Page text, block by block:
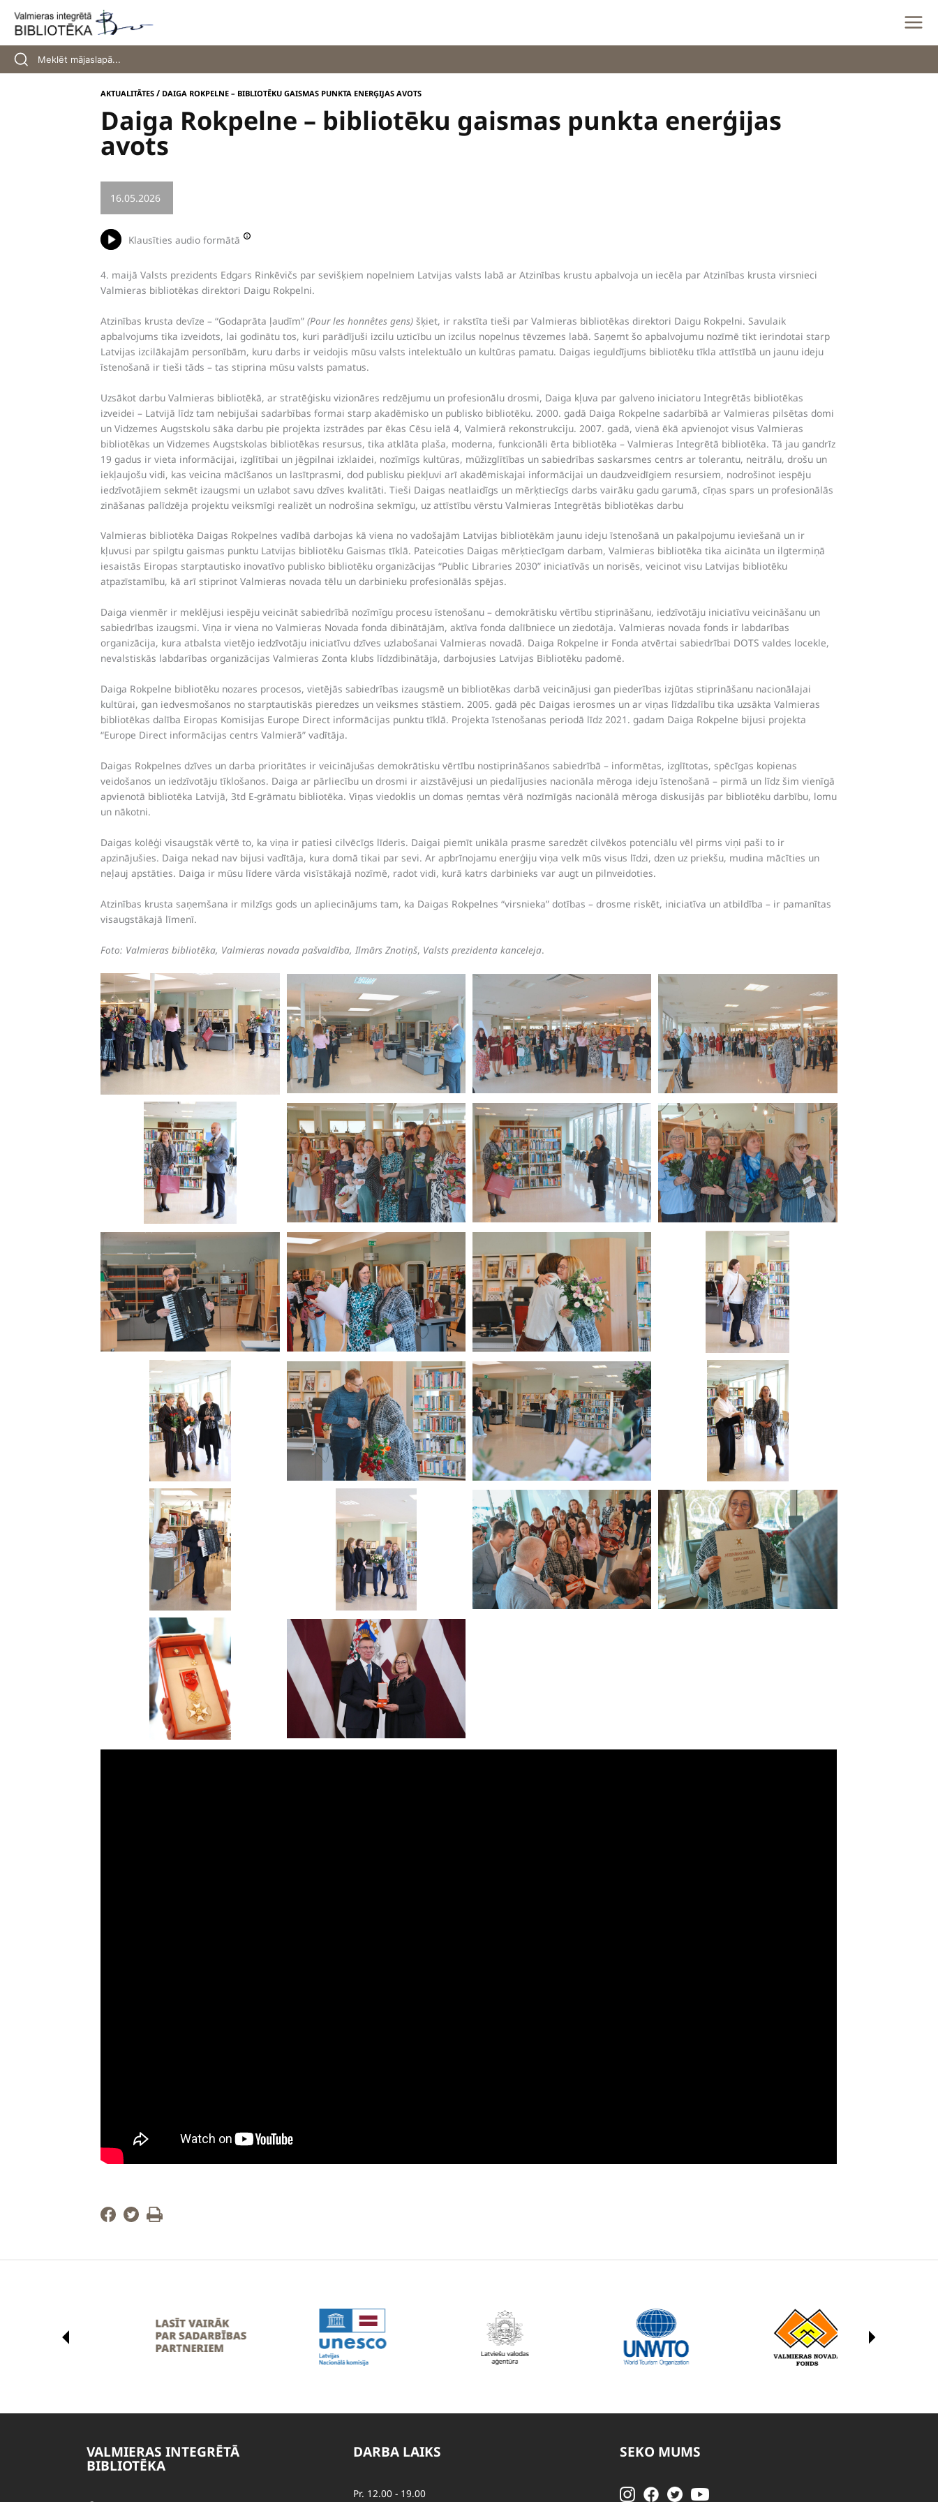
content
AKTUALITĀTES / DAIGA ROKPELNE – BIBLIOTĒKU GAISMAS PUNKTA ENERĢIJAS AVOTS
Daiga Rokpelne – bibliotēku gaismas punkta enerģijas
avots
16.05.2026
Klausīties audio formātā
4. maijā Valsts prezidents Edgars Rinkēvičs par sevišķiem nopelniem Latvijas valsts labā ar Atzinības krustu apbalvoja un iecēla par Atzinības krusta virsnieci
Valmieras bibliotēkas direktori Daigu Rokpelni.
Atzinības krusta devīze – “Godaprāta ļaudīm”(Pour les honnêtes gens) šķiet, ir rakstīta tieši par Valmieras bibliotēkas direktori Daigu Rokpelni. Savulaik
apbalvojums tika izveidots, lai godinātu tos, kuri parādījuši izcilu uzticību un izcilus nopelnus tēvzemes labā. Saņemt šo apbalvojumu nozīmē tikt ierindotai starp
Latvijas izcilākajām personībām, kuru darbs ir veidojis mūsu valsts intelektuālo un kultūras pamatu. Daigas ieguldījums bibliotēku tīkla attīstībā un jaunu ideju
īstenošanā ir tieši tāds – tas stiprina mūsu valsts pamatus.
Uzsākot darbu Valmieras bibliotēkā, ar stratēģisku vizionāres redzējumu un profesionālu drosmi, Daiga kļuva par galveno iniciatoru Integrētās bibliotēkas
izveidei – Latvijā līdz tam nebijušai sadarbības formai starp akadēmisko un publisko bibliotēku. 2000. gadā Daiga Rokpelne sadarbībā ar Valmieras pilsētas domi
un Vidzemes Augstskolu sāka darbu pie projekta izstrādes par ēkas Cēsu ielā 4, Valmierā rekonstrukciju. 2007. gadā, vienā ēkā apvienojot visus Valmieras
bibliotēkas un Vidzemes Augstskolas bibliotēkas resursus, tika atklāta plaša, moderna, funkcionāli ērta bibliotēka – Valmieras Integrētā bibliotēka. Tā jau gandrīz
19 gadus ir vieta informācijai, izglītībai un jēgpilnai izklaidei, nozīmīgs kultūras, mūžizglītības un sabiedrības saskarsmes centrs ar tolerantu, neitrālu, drošu un
iekļaujošu vidi, kas veicina mācīšanos un lasītprasmi, dod publisku piekļuvi arī akadēmiskajai informācijai un daudzveidīgiem resursiem, nodrošinot iespēju
iedzīvotājiem sekmēt izaugsmi un uzlabot savu dzīves kvalitāti. Tieši Daigas neatlaidīgs un mērķtiecīgs darbs vairāku gadu garumā, cīņas spars un profesionālās
zināšanas palīdzēja projektu veiksmīgi realizēt un nodrošina sekmīgu, uz attīstību vērstu Valmieras Integrētās bibliotēkas darbu
Valmieras bibliotēka Daigas Rokpelnes vadībā darbojas kā viena no vadošajām Latvijas bibliotēkām jaunu ideju īstenošanā un pakalpojumu ieviešanā un ir
kļuvusi par spilgtu gaismas punktu Latvijas bibliotēku Gaismas tīklā. Pateicoties Daigas mērķtiecīgam darbam, Valmieras bibliotēka tika aicināta un ilgtermiņā
iesaistās Eiropas starptautisko inovatīvo publisko bibliotēku organizācijas “Public Libraries 2030” iniciatīvās un norisēs, veicinot visu Latvijas bibliotēku
atpazīstamību, kā arī stiprinot Valmieras novada tēlu un darbinieku profesionālās spējas.
Daiga vienmēr ir meklējusi iespēju veicināt sabiedrībā nozīmīgu procesu īstenošanu – demokrātisku vērtību stiprināšanu, iedzīvotāju iniciatīvu veicināšanu un
sabiedrības izaugsmi. Viņa ir viena no Valmieras Novada fonda dibinātājām, aktīva fonda dalībniece un ziedotāja. Valmieras novada fonds ir labdarības
organizācija, kura atbalsta vietējo iedzīvotāju iniciatīvu dzīves uzlabošanai Valmieras novadā. Daiga Rokpelne ir Fonda atvērtai sabiedrībai DOTS valdes locekle,
nevalstiskās labdarības organizācijas Valmieras Zonta klubs līdzdibinātāja, darbojusies Latvijas Bibliotēku padomē.
Daiga Rokpelne bibliotēku nozares procesos, vietējās sabiedrības izaugsmē un bibliotēkas darbā veicinājusi gan piederības izjūtas stiprināšanu nacionālajai
kultūrai, gan iedvesmošanos no starptautiskās pieredzes un veiksmes stāstiem. 2005. gadā pēc Daigas ierosmes un ar viņas līdzdalību tika uzsākta Valmieras
bibliotēkas dalība Eiropas Komisijas Europe Direct informācijas punktu tīklā. Projekta īstenošanas periodā līdz 2021. gadam Daiga Rokpelne bijusi projekta
“Europe Direct informācijas centrs Valmierā” vadītāja.
Daigas Rokpelnes dzīves un darba prioritātes ir veicinājušas demokrātisku vērtību nostiprināšanos sabiedrībā – informētas, izglītotas, spēcīgas kopienas
veidošanos un iedzīvotāju tīklošanos. Daiga ar pārliecību un drosmi ir aizstāvējusi un piedalījusies nacionāla mēroga ideju īstenošanā – pirmā un līdz šim vienīgā
apvienotā bibliotēka Latvijā, 3td E-grāmatu bibliotēka. Viņas viedoklis un domas ņemtas vērā nozīmīgās nacionālā mēroga diskusijās par bibliotēku darbību, lomu
un nākotni.
Daigas kolēģi visaugstāk vērtē to, ka viņa ir patiesi cilvēcīgs līderis. Daigai piemīt unikāla prasme saredzēt cilvēkos potenciālu vēl pirms viņi paši to ir
apzinājušies. Daiga nekad nav bijusi vadītāja, kura domā tikai par sevi. Ar apbrīnojamu enerģiju viņa velk mūs visus līdzi, dzen uz priekšu, mudina mācīties un
neļauj apstāties. Daiga ir mūsu līdere vārda visīstākajā nozīmē, radot vidi, kurā katrs darbinieks var augt un pilnveidoties.
Atzinības krusta saņemšana ir milzīgs gods un apliecinājums tam, ka Daigas Rokpelnes “virsnieka” dotības – drosme riskēt, iniciatīva un atbildība – ir pamanītas
visaugstākajā līmenī.
Foto: Valmieras bibliotēka, Valmieras novada pašvaldība, Ilmārs Znotiņš, Valsts prezidenta kanceleja.
VALMIERAS INTEGRĒTĀ
BIBLIOTĒKA
DARBA LAIKS
Pr. 12.00 - 19.00
SEKO MUMS